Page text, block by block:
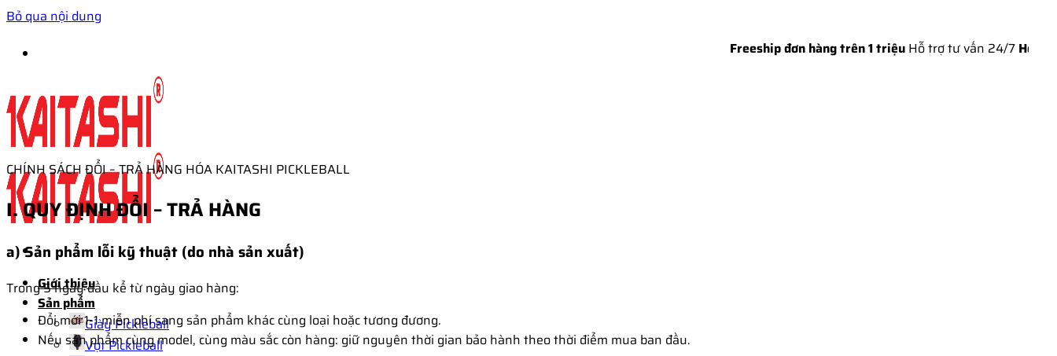
Bỏ qua nội dung
Freeship đơn hàng trên 1 triệuHỗ trợ tư vấn 24/7Hotline:
Giới thiệu
Sản phẩm
Giày Pickleball
Vợt Pickleball
CHÍNH SÁCH ĐỔI – TRẢ HÀNG HÓA KAITASHI PICKLEBALL
I. QUY ĐỊNH ĐỔI – TRẢ HÀNG
a) Sản phẩm lỗi kỹ thuật (do nhà sản xuất)
Trong 5 ngày đầu kể từ ngày giao hàng:
Đổi mới 1-1 miễn phí sang sản phẩm khác cùng loại hoặc tương đương.
Nếu sản phẩm cùng model, cùng màu sắc còn hàng: giữ nguyên thời gian bảo hành theo thời điểm mua ban đầu.